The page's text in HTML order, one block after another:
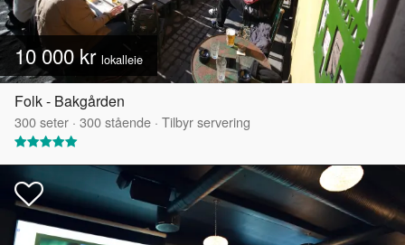
10 000 kr lokalleie
Folk - Bakgården
300seter · 300stående · Tilbyr servering